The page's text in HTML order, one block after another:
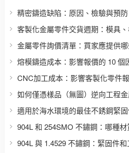
精密鑄造缺陷：原因、檢驗與預防
客製化金屬零件交貨週期：模具
金屬零件詢價清單：買家應提供
熔模鑄造成本：影響報價的 10 個
CNC加工成本：影響客製化零件
如何僅憑樣品（無圖）逆向工程
904L 與 1.4529 不鏽鋼：緊固件